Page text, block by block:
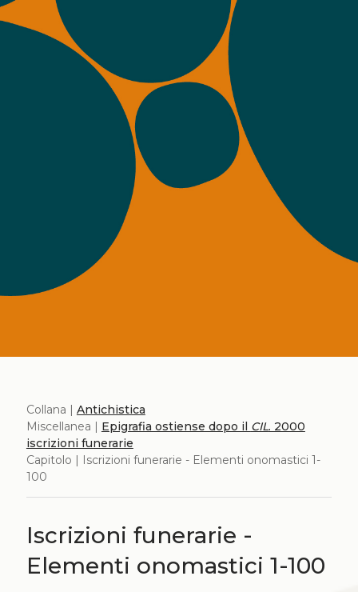
Collana | Antichistica
Miscellanea | Epigrafia ostiense dopo il CIL. 2000
iscrizioni funerarie
Capitolo | Iscrizioni funerarie - Elementi onomastici 1-
100
Iscrizioni funerarie -
Elementi onomastici 1-100